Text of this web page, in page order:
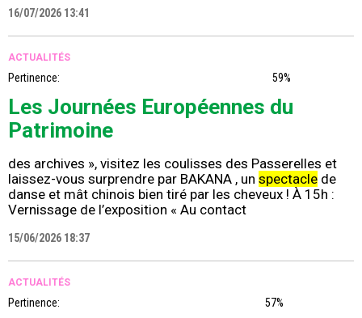
16/07/2026 13:41
ACTUALITÉS
Pertinence: 59%
Les Journées Européennes du
Patrimoine
des archives », visitez les coulisses des Passerelles et
laissez-vous surprendre par BAKANA , un spectacle de
danse et mât chinois bien tiré par les cheveux ! À 15h :
Vernissage de l’exposition « Au contact
15/06/2026 18:37
ACTUALITÉS
Pertinence: 57%